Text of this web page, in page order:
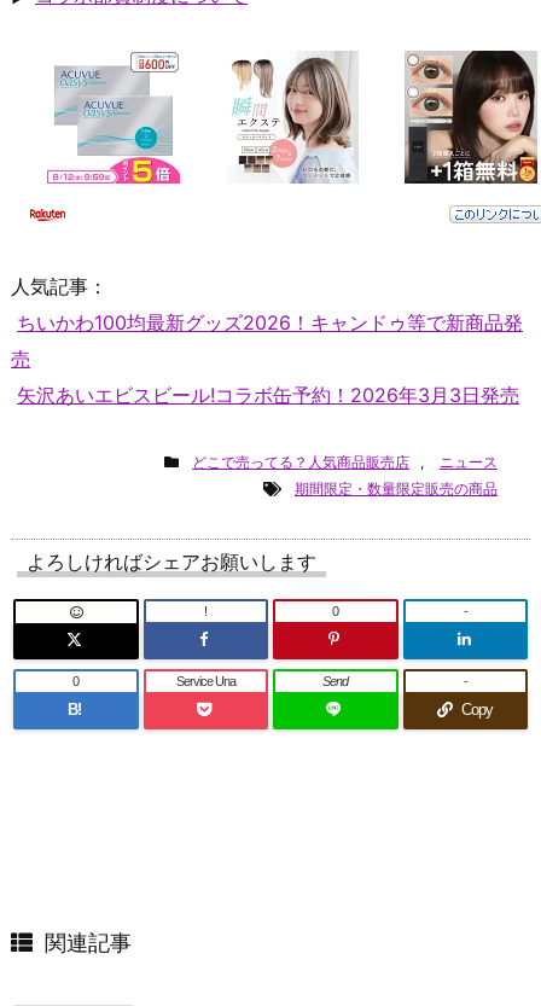
人気記事：
ちいかわ100均最新グッズ2026！キャンドゥ等で新商品発
売
矢沢あいエビスビール!コラボ缶予約！2026年3月3日発売
どこで売ってる？人気商品販売店 ,
ニュース
期間限定・数量限定販売の商品
よろしければシェアお願いします
! 0 -
B!
0 Service Una Send
Copy
-
関連記事